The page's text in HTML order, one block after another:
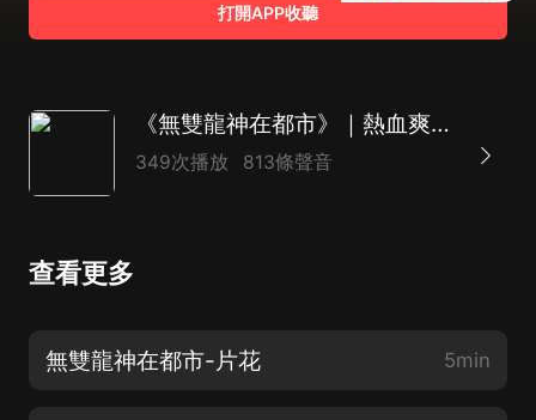
打開APP收聽
《無雙龍神在都市》｜熱血爽文｜玄幻重生｜精品多播｜匠心巨制
349次播放 813條聲音
查看更多
無雙龍神在都市-片花 5min